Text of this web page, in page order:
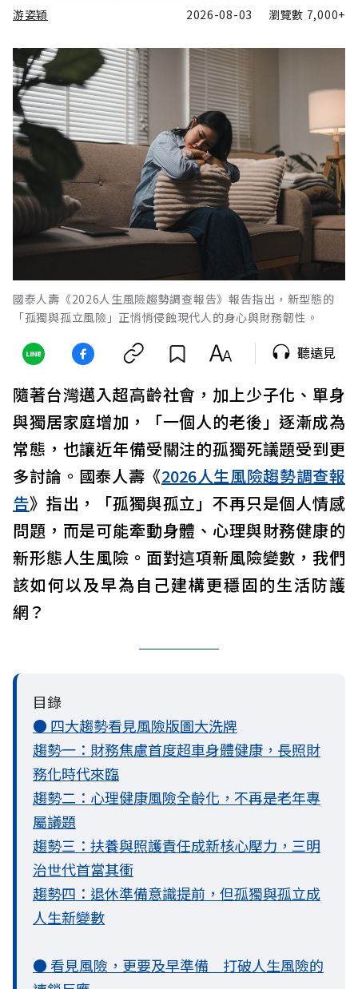
游姿穎 2026-08-03 瀏覽數 7,000+
國泰人壽《2026人生風險趨勢調查報告》報告指出，新型態的
「孤獨與孤立風險」正悄悄侵蝕現代人的身心與財務韌性。
聽遠見
隨著台灣邁入超高齡社會，加上少子化、單身
與獨居家庭增加，「一個人的老後」逐漸成為
常態，也讓近年備受關注的孤獨死議題受到更
多討論。國泰人壽《2026人生風險趨勢調查報
告》指出，「孤獨與孤立」不再只是個人情感
問題，而是可能牽動身體、心理與財務健康的
新形態人生風險。面對這項新風險變數，我們
該如何以及早為自己建構更穩固的生活防護
網？
目錄
● 四大趨勢看見風險版圖大洗牌
趨勢一：財務焦慮首度超車身體健康，長照財
務化時代來臨
趨勢二：心理健康風險全齡化，不再是老年專
屬議題
趨勢三：扶養與照護責任成新核心壓力，三明
治世代首當其衝
趨勢四：退休準備意識提前，但孤獨與孤立成
人生新變數
● 看見風險，更要及早準備 打破人生風險的